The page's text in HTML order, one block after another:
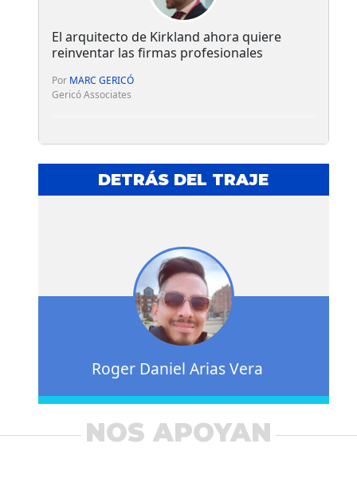
El arquitecto de Kirkland ahora quiere
reinventar las firmas profesionales
Por MARC GERICÓ
Gericó Associates
DETRÁS DEL TRAJE
Roger Daniel Arias Vera
NOS APOYAN